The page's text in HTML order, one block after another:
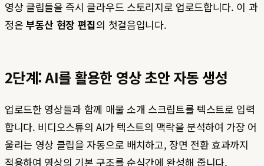
영상 클립들을 즉시 클라우드 스토리지로 업로드합니다. 이 과
정은부동산 현장 편집의 첫걸음입니다.
2단계: AI를 활용한 영상 초안 자동 생성
업로드한 영상들과 함께 매물 소개 스크립트를 텍스트로 입력
합니다. 비디오스튜의 AI가 텍스트의 맥락을 분석하여 가장 어
울리는 영상 클립을 자동으로 배치하고, 장면 전환 효과까지
적용하여 영상의 기본 구조를 순식간에 완성해 줍니다.